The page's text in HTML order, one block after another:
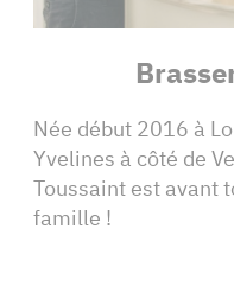
Née début 2016 à
Yvelines à côté de
Toussaint est avant
famille !